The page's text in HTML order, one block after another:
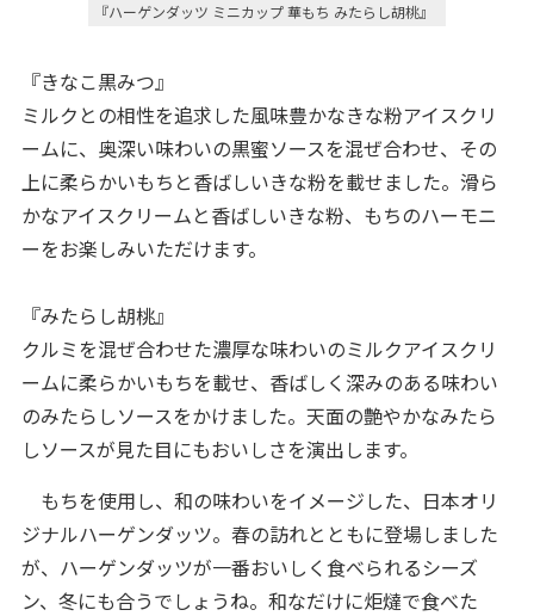
『ハーゲンダッツ ミニカップ 華もち みたらし胡桃』
『きなこ黒みつ』
ミルクとの相性を追求した風味豊かなきな粉アイスクリ
ームに、奥深い味わいの黒蜜ソースを混ぜ合わせ、その
上に柔らかいもちと香ばしいきな粉を載せました。滑ら
かなアイスクリームと香ばしいきな粉、もちのハーモニ
ーをお楽しみいただけます。
『みたらし胡桃』
クルミを混ぜ合わせた濃厚な味わいのミルクアイスクリ
ームに柔らかいもちを載せ、香ばしく深みのある味わい
のみたらしソースをかけました。天面の艶やかなみたら
しソースが見た目にもおいしさを演出します。
もちを使用し、和の味わいをイメージした、日本オリ
ジナルハーゲンダッツ。春の訪れとともに登場しました
が、ハーゲンダッツが一番おいしく食べられるシーズ
ン、冬にも合うでしょうね。和なだけに炬燵で食べた